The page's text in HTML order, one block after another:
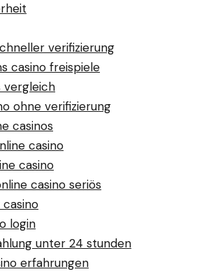
verifizierung
casino freispiele
vergleich
ohne verifizierung
casinos
casino
casino
casino seriös
login
unter 24 stunden
erfahrungen